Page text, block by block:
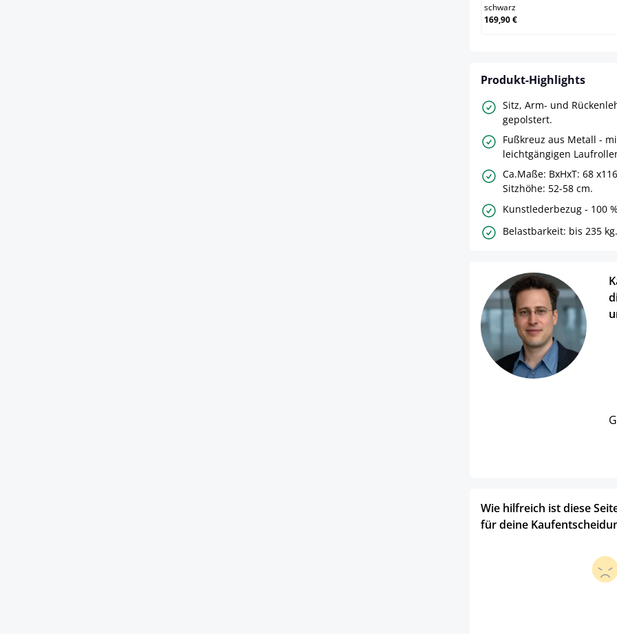
schwarz
169,90 €
Produkt-Highlights
Sitz, Arm- und
gepolstert.
Fußkreuz aus Metall -
leichtgängigen
Ca.Maße: BxHxT: 68
Sitzhöhe: 52-58 cm.
Kunstlederbezug - 100
Belastbarkeit: bis 235 kg.
Wie hilfreich ist diese
für deine